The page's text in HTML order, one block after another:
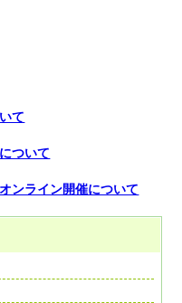
て
ついて
ンライン開催について